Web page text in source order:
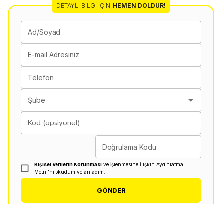
DETAYLI BILGI İÇIN, HEMEN DOLDUR!
Ad/Soyad
E-mail Adresiniz
Telefon
Şube
Kod (opsiyonel)
Doğrulama Kodu
Kişisel Verilerin Korunması ve İşlenmesine İlişkin Aydınlatma
Metni'ni okudum ve anladım.
GÖNDER